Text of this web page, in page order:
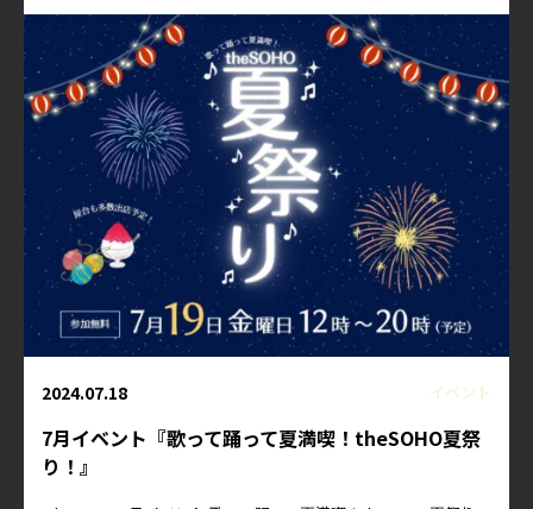
2024.07.18 イベント
7月イベント『歌って踊って夏満喫！theSOHO夏祭
り！』